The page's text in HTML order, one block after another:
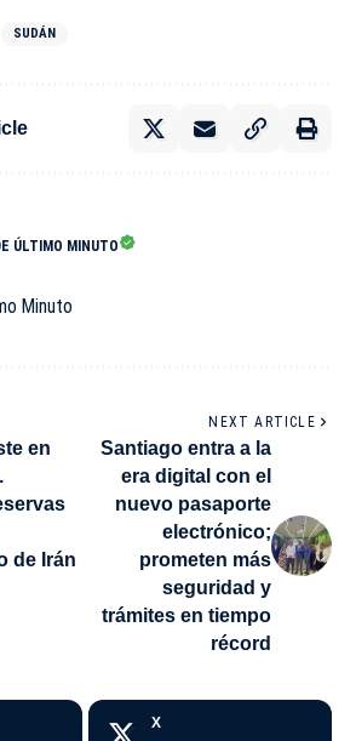
SUDÁN
ÚLTIMO MINUTO
Minuto
en
de Irán
NEXT ARTICLE
Santiago entra a la
era digital con el
nuevo pasaporte
electrónico;
prometen más
seguridad y
trámites en tiempo
récord
X